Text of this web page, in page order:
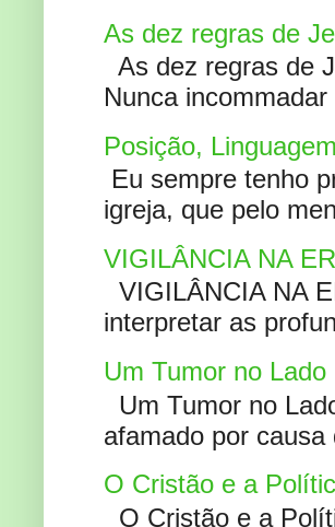
As dez regras de
As dez regras de
Nunca
Posição,
Eu sempre tenho
igreja, que pelo
VIGILÂNCIA NA
VIGILÂNCIA NA
interpretar as
Um Tumor no Lado
Um Tumor no
afamado por
O Cristão e a
O Cristão e a